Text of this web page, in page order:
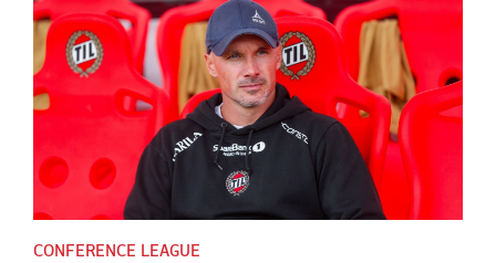
CONFERENCE LEAGUE